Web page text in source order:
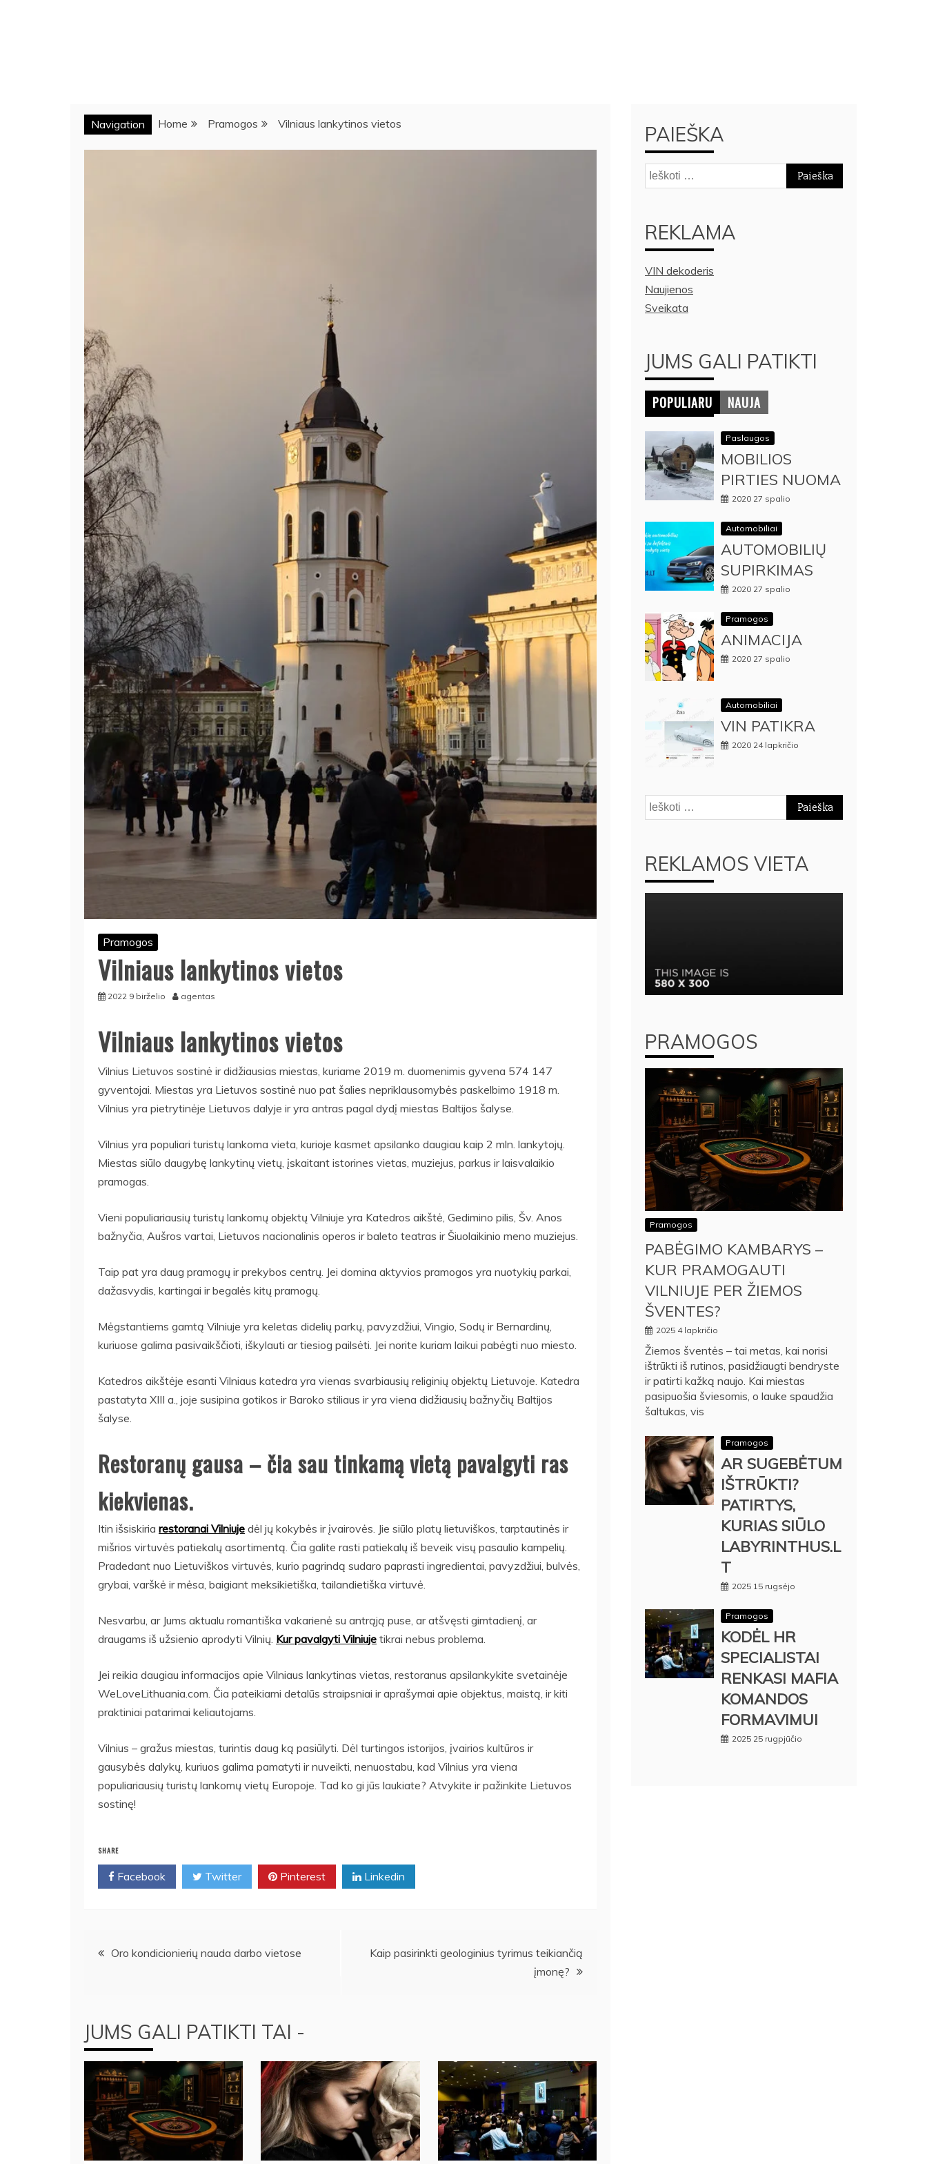
Navigation Home Pramogos Vilniaus lankytinos vietos
Pramogos
Vilniaus lankytinos vietos
2022 9 birželio agentas
Vilniaus lankytinos vietos
Vilnius Lietuvos sostinė ir didžiausias miestas, kuriame 2019 m. duomenimis gyvena 574 147
gyventojai. Miestas yra Lietuvos sostinė nuo pat šalies nepriklausomybės paskelbimo 1918 m.
Vilnius yra pietrytinėje Lietuvos dalyje ir yra antras pagal dydį miestas Baltijos šalyse.
Vilnius yra populiari turistų lankoma vieta, kurioje kasmet apsilanko daugiau kaip 2 mln. lankytojų.
Miestas siūlo daugybę lankytinų vietų, įskaitant istorines vietas, muziejus, parkus ir laisvalaikio
pramogas.
Vieni populiariausių turistų lankomų objektų Vilniuje yra Katedros aikštė, Gedimino pilis, Šv. Anos
bažnyčia, Aušros vartai, Lietuvos nacionalinis operos ir baleto teatras ir Šiuolaikinio meno muziejus.
Taip pat yra daug pramogų ir prekybos centrų. Jei domina aktyvios pramogos yra nuotykių parkai,
dažasvydis, kartingai ir begalės kitų pramogų.
Mėgstantiems gamtą Vilniuje yra keletas didelių parkų, pavyzdžiui, Vingio, Sodų ir Bernardinų,
kuriuose galima pasivaikščioti, iškylauti ar tiesiog pailsėti. Jei norite kuriam laikui pabėgti nuo miesto.
Katedros aikštėje esanti Vilniaus katedra yra vienas svarbiausių religinių objektų Lietuvoje. Katedra
pastatyta XIII a., joje susipina gotikos ir Baroko stiliaus ir yra viena didžiausių bažnyčių Baltijos
šalyse.
Restoranų gausa – čia sau tinkamą vietą pavalgyti ras
kiekvienas.
Itin išsiskiria restoranai Vilniuje dėl jų kokybės ir įvairovės. Jie siūlo platų lietuviškos, tarptautinės ir
mišrios virtuvės patiekalų asortimentą. Čia galite rasti patiekalų iš beveik visų pasaulio kampelių.
Pradedant nuo Lietuviškos virtuvės, kurio pagrindą sudaro paprasti ingredientai, pavyzdžiui, bulvės,
grybai, varškė ir mėsa, baigiant meksikietiška, tailandietiška virtuvė.
Nesvarbu, ar Jums aktualu romantiška vakarienė su antrąją puse, ar atšvęsti gimtadienį, ar
draugams iš užsienio aprodyti Vilnių. Kur pavalgyti Vilniuje tikrai nebus problema.
Jei reikia daugiau informacijos apie Vilniaus lankytinas vietas, restoranus apsilankykite svetainėje
WeLoveLithuania.com. Čia pateikiami detalūs straipsniai ir aprašymai apie objektus, maistą, ir kiti
praktiniai patarimai keliautojams.
Vilnius – gražus miestas, turintis daug ką pasiūlyti. Dėl turtingos istorijos, įvairios kultūros ir
gausybės dalykų, kuriuos galima pamatyti ir nuveikti, nenuostabu, kad Vilnius yra viena
populiariausių turistų lankomų vietų Europoje. Tad ko gi jūs laukiate? Atvykite ir pažinkite Lietuvos
sostinę!
SHARE
Facebook Twitter Pinterest Linkedin
Navigacija
įrašų
Oro kondicionierių nauda darbo vietose
Kaip pasirinkti geologinius tyrimus teikiančią
įmonę?
JUMS GALI PATIKTI TAI -
PAIEŠKA
Ieškoti:
REKLAMA
VIN dekoderis
Naujienos
Sveikata
JUMS GALI PATIKTI
POPULIARU NAUJA
Paslaugos
MOBILIOS
PIRTIES NUOMA
2020 27 spalio
Automobiliai
AUTOMOBILIŲ
SUPIRKIMAS
2020 27 spalio
Pramogos
ANIMACIJA
2020 27 spalio
Automobiliai
VIN PATIKRA
2020 24 lapkričio
Ieškoti:
REKLAMOS VIETA
PRAMOGOS
Pramogos
PABĖGIMO KAMBARYS –
KUR PRAMOGAUTI
VILNIUJE PER ŽIEMOS
ŠVENTES?
2025 4 lapkričio
Žiemos šventės – tai metas, kai norisi
ištrūkti iš rutinos, pasidžiaugti bendryste
ir patirti kažką naujo. Kai miestas
pasipuošia šviesomis, o lauke spaudžia
šaltukas, vis
Pramogos
AR SUGEBĖTUM
IŠTRŪKTI?
PATIRTYS,
KURIAS SIŪLO
LABYRINTHUS.L
T
2025 15 rugsėjo
Pramogos
KODĖL HR
SPECIALISTAI
RENKASI MAFIA
KOMANDOS
FORMAVIMUI
2025 25 rugpjūčio